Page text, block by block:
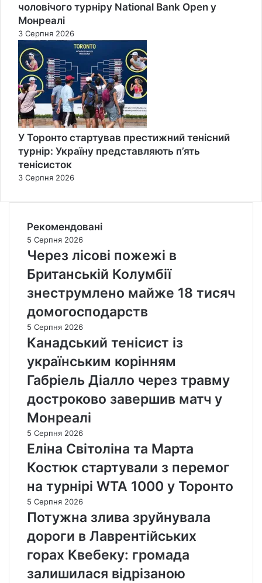
чоловічого турніру National Bank Open у
Монреалі
3 Серпня 2026
У Торонто стартував престижний тенісний
турнір: Україну представляють п’ять
тенісисток
3 Серпня 2026
Рекомендовані
5 Серпня 2026
Через лісові пожежі в
Британській Колумбії
знеструмлено майже 18 тисяч
домогосподарств
5 Серпня 2026
Канадський тенісист із
українським корінням
Габріель Діалло через травму
достроково завершив матч у
Монреалі
5 Серпня 2026
Еліна Світоліна та Марта
Костюк стартували з перемог
на турнірі WTA 1000 у Торонто
5 Серпня 2026
Потужна злива зруйнувала
дороги в Лаврентійських
горах Квебеку: громада
залишилася відрізаною